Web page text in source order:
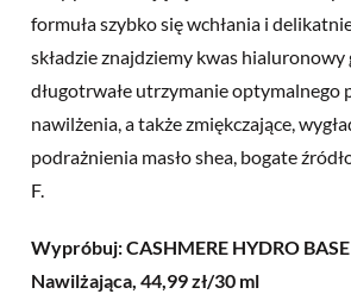
formuła szybko się wchłania i
składzie znajdziemy kwas
długotrwałe utrzymanie optymalnego
nawilżenia, a także zmiękczające,
podrażnienia masło shea, bogate
F.
Wypróbuj: CASHMERE HYDRO
Nawilżająca, 44,99 zł/30 ml